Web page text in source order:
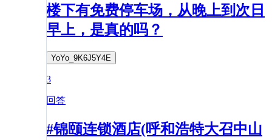
楼下有免费停车场，从晚上到次日
早上，是真的吗？
YoYo_9K6J5Y4E
3
回答
#锦颐连锁酒店(呼和浩特大召中山